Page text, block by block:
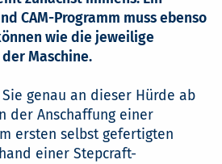
CAM-Programm muss ebenso
wie die jeweilige
Maschine.
genau an dieser Hürde ab
der Anschaffung einer
ersten selbst gefertigten
einer Stepcraft-